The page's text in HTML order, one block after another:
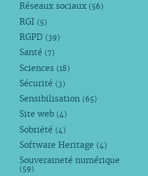
Réseaux sociaux (56)
RGI (5)
RGPD (39)
Santé (7)
Sciences (18)
Sécurité (3)
Sensibilisation (65)
Site web (4)
Sobriété (4)
Software Heritage (4)
Souveraineté numérique
(59)